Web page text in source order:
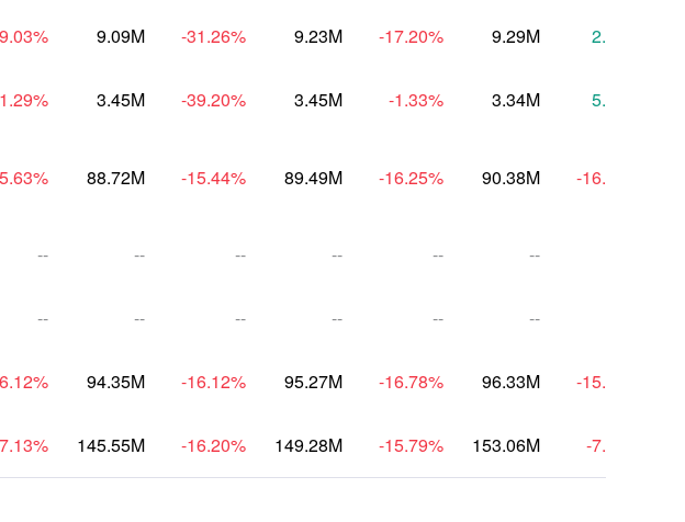
% 9.09M -31.26% 9.23M -17.20% 9.29M 2.81
% 3.45M -39.20% 3.45M -1.33% 3.34M 5.66
% 88.72M -15.44% 89.49M -16.25% 90.38M -16.88
-- -- -- -- -- --
-- -- -- -- -- --
% 94.35M -16.12% 95.27M -16.78% 96.33M -15.91
% 145.55M -16.20% 149.28M -15.79% 153.06M -7.44